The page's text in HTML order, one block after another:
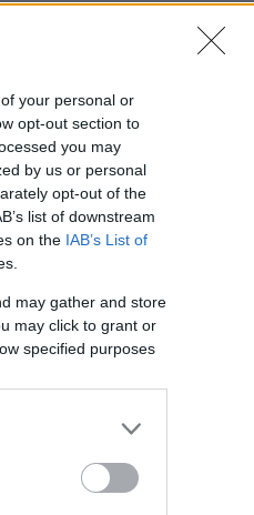
your personal or
opt-out section to
you may
by us or personal
opt-out of the
list of downstream
on the IAB’s List of
may gather and store
may click to grant or
specified purposes
Η
Σε
Νέο
Η